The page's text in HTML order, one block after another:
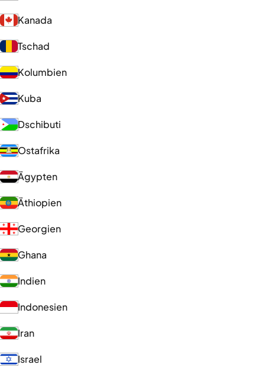
Kanada
Tschad
Kolumbien
Kuba
Dschibuti
Ostafrika
Ägypten
Äthiopien
Georgien
Ghana
Indien
Indonesien
Iran
Israel